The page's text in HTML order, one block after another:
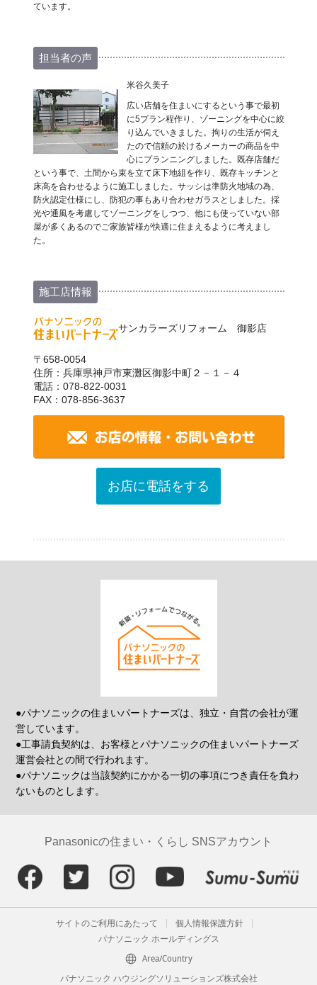
ています。
担当者の声
米谷久美子
広い店舗を住まいにするという事で最初
に5プラン程作り、ゾーニングを中心に絞
り込んでいきました。拘りの生活が伺え
たので信頼の於けるメーカーの商品を中
心にプランニングしました。既存店舗だ
という事で、土間から束を立て床下地組を作り、既存キッチンと
床高を合わせるように施工しました。サッシは準防火地域の為、
防火認定仕様にし、防犯の事もあり合わせガラスとしました。採
光や通風を考慮してゾーニングをしつつ、他にも使っていない部
屋が多くあるのでご家族皆様が快適に住まえるように考えまし
た。
施工店情報
サンカラーズリフォーム 御影店
〒658-0054
住所：兵庫県神戸市東灘区御影中町２－１－４
電話：078-822-0031
FAX：078-856-3637
お店に電話をする
●パナソニックの住まいパートナーズは、独立・自営の会社が運
営しています。
●工事請負契約は、お客様とパナソニックの住まいパートナーズ
運営会社との間で行われます。
●パナソニックは当該契約にかかる一切の事項につき責任を負わ
ないものとします。
Panasonicの住まい・くらし SNSアカウント
サイトのご利用にあたって
個人情報保護方針
パナソニック ホールディングス
Area/Country
パナソニック ハウジングソリューションズ株式会社